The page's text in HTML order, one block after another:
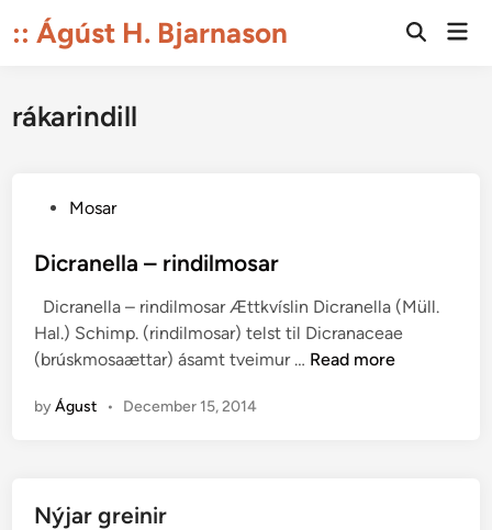
to:: Ágúst H. Bjarnason
Open
rákarindill
s
d
i
Mosar
Dicranella – rindilmosar
Dicranella – rindilmosar Ættkvíslin Dicranella (Müll.
Hal.) Schimp. (rindilmosar) telst til Dicranaceae
(brúskmosaættar) ásamt tveimur … D
Read more
byÁgust • December 15, 2014
Nýjar greinir